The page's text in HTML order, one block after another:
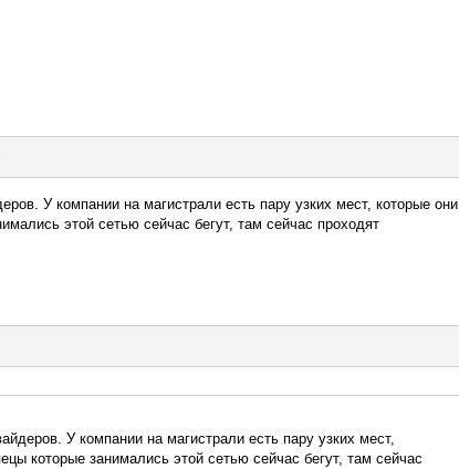
У компании на магистрали есть пару узких мест, которые они
этой сетью сейчас бегут, там сейчас проходят
У компании на магистрали есть пару узких мест,
которые занимались этой сетью сейчас бегут, там сейчас